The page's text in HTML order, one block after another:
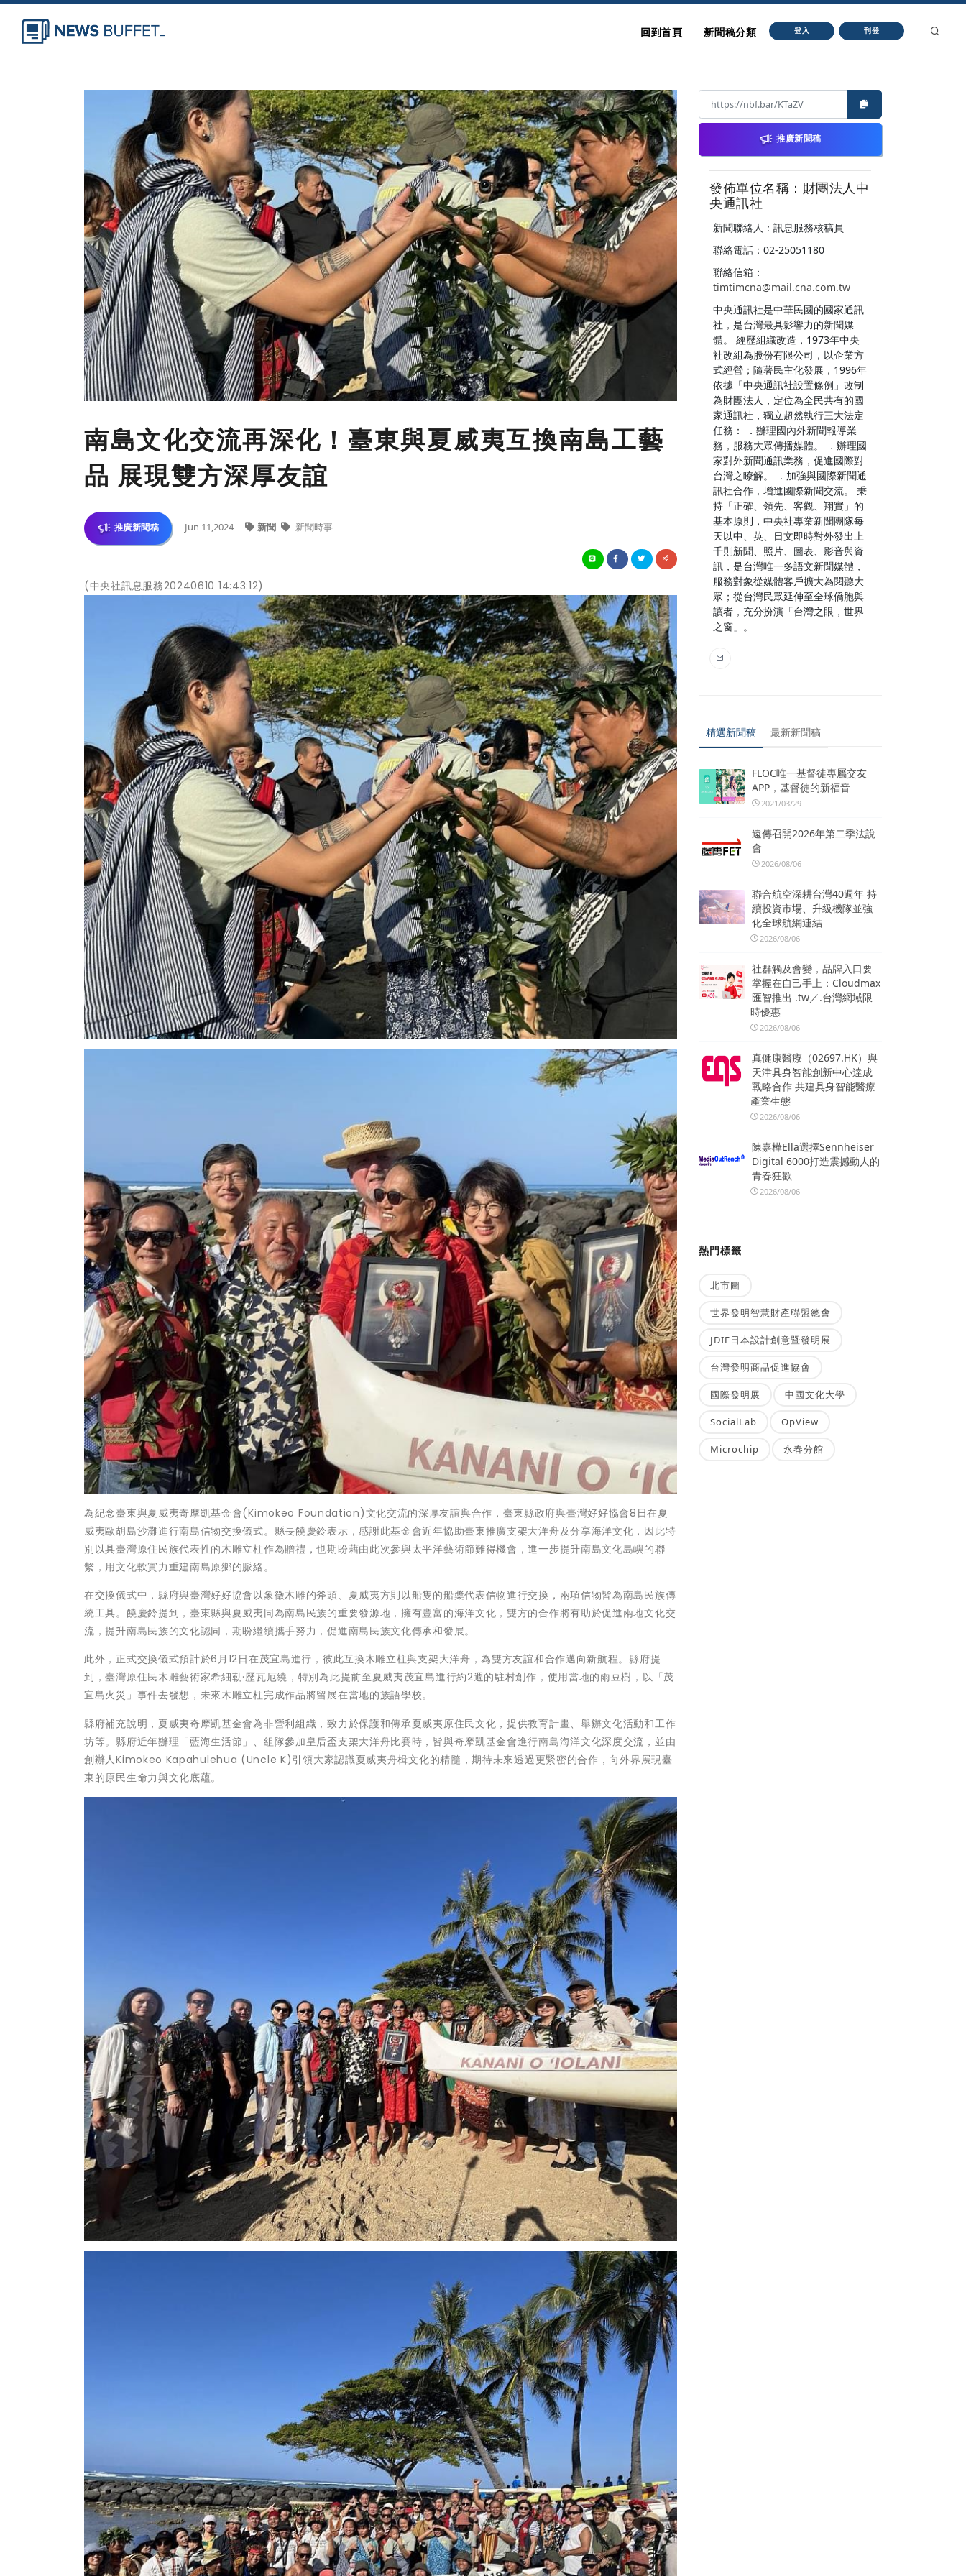
回到首頁 新聞稿分類 登入 刊登
南島文化交流再深化！臺東與夏威夷互換南島工藝
品 展現雙方深厚友誼
推廣新聞稿 Jun 11,2024 新聞 新聞時事
(中央社訊息服務20240610 14:43:12)
為紀念臺東與夏威夷奇摩凱基金會(Kimokeo Foundation)文化交流的深厚友誼與合作，臺東縣政府與臺灣好好協會8日在夏
威夷歐胡島沙灘進行南島信物交換儀式。縣長饒慶鈴表示，感謝此基金會近年協助臺東推廣支架大洋舟及分享海洋文化，因此特
別以具臺灣原住民族代表性的木雕立柱作為贈禮，也期盼藉由此次參與太平洋藝術節難得機會，進一步提升南島文化島嶼的聯
繫，用文化軟實力重建南島原鄉的脈絡。
在交換儀式中，縣府與臺灣好好協會以象徵木雕的斧頭、夏威夷方則以船隻的船槳代表信物進行交換，兩項信物皆為南島民族傳
統工具。饒慶鈴提到，臺東縣與夏威夷同為南島民族的重要發源地，擁有豐富的海洋文化，雙方的合作將有助於促進兩地文化交
流，提升南島民族的文化認同，期盼繼續攜手努力，促進南島民族文化傳承和發展。
此外，正式交換儀式預計於6月12日在茂宜島進行，彼此互換木雕立柱與支架大洋舟，為雙方友誼和合作邁向新航程。縣府提
到，臺灣原住民木雕藝術家希細勒·歷瓦厄繞，特別為此提前至夏威夷茂宜島進行約2週的駐村創作，使用當地的雨豆樹，以「茂
宜島火災」事件去發想，未來木雕立柱完成作品將留展在當地的族語學校。
縣府補充說明，夏威夷奇摩凱基金會為非營利組織，致力於保護和傳承夏威夷原住民文化，提供教育計畫、舉辦文化活動和工作
坊等。縣府近年辦理「藍海生活節」、組隊參加皇后盃支架大洋舟比賽時，皆與奇摩凱基金會進行南島海洋文化深度交流，並由
創辦人Kimokeo Kapahulehua (Uncle K)引領大家認識夏威夷舟楫文化的精髓，期待未來透過更緊密的合作，向外界展現臺
東的原民生命力與文化底蘊。
推廣新聞稿
發佈單位名稱：財團法人中
央通訊社
新聞聯絡人：訊息服務核稿員
聯絡電話：02-25051180
聯絡信箱：
timtimcna@mail.cna.com.tw
中央通訊社是中華民國的國家通訊
社，是台灣最具影響力的新聞媒
體。 經歷組織改造，1973年中央
社改組為股份有限公司，以企業方
式經營；隨著民主化發展，1996年
依據「中央通訊社設置條例」改制
為財團法人，定位為全民共有的國
家通訊社，獨立超然執行三大法定
任務： ．辦理國內外新聞報導業
務，服務大眾傳播媒體。 ．辦理國
家對外新聞通訊業務，促進國際對
台灣之瞭解。 ．加強與國際新聞通
訊社合作，增進國際新聞交流。 秉
持「正確、領先、客觀、翔實」的
基本原則，中央社專業新聞團隊每
天以中、英、日文即時對外發出上
千則新聞、照片、圖表、影音與資
訊，是台灣唯一多語文新聞媒體，
服務對象從媒體客戶擴大為閱聽大
眾；從台灣民眾延伸至全球僑胞與
讀者，充分扮演「台灣之眼，世界
之窗」。
精選新聞稿 最新新聞稿
FLOC唯一基督徒專屬交友
APP，基督徒的新福音
2021/03/29
遠傳召開2026年第二季法說
會
2026/08/06
聯合航空深耕台灣40週年 持
續投資市場、升級機隊並強
化全球航網連結
2026/08/06
社群觸及會變，品牌入口要
掌握在自己手上：Cloudmax
匯智推出 .tw／.台灣網域限
時優惠
2026/08/06
真健康醫療（02697.HK）與
天津具身智能創新中心達成
戰略合作 共建具身智能醫療
產業生態
2026/08/06
陳嘉樺Ella選擇Sennheiser
Digital 6000打造震撼動人的
青春狂歡
2026/08/06
熱門標籤
北市圖
世界發明智慧財產聯盟總會
JDIE日本設計創意暨發明展
台灣發明商品促進協會
國際發明展 中國文化大學
SocialLab OpView
Microchip 永春分館